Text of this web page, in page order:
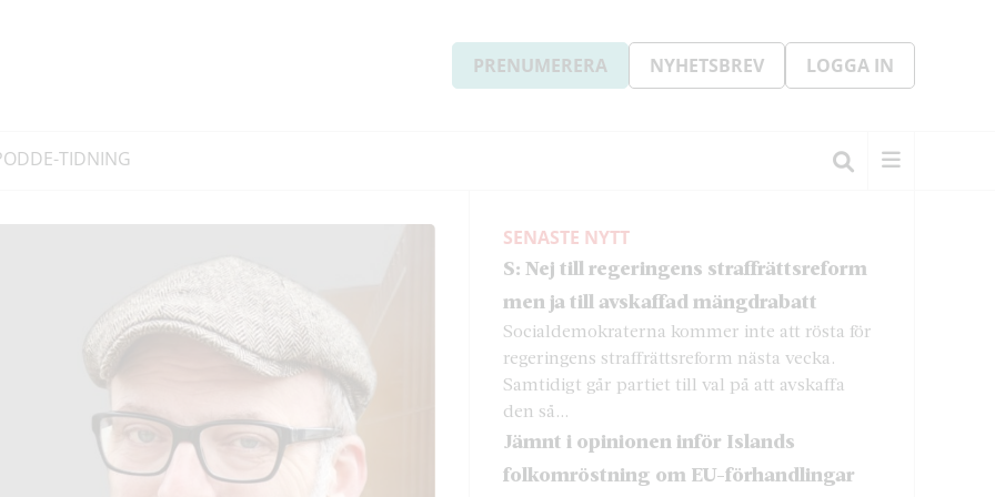
PRENUMERERA NYHETSBREV LOGGA IN
E-TIDNING
SENASTE NYTT
S: Nej till regeringens straffrättsreform
men ja till avskaffad mängdrabatt
Socialdemokraterna kommer inte att rösta för
regeringens straffrättsreform nästa vecka.
Samtidigt går partiet till val på att avskaffa
den så...
Jämnt i opinionen inför Islands
folkomröstning om EU-förhandlingar